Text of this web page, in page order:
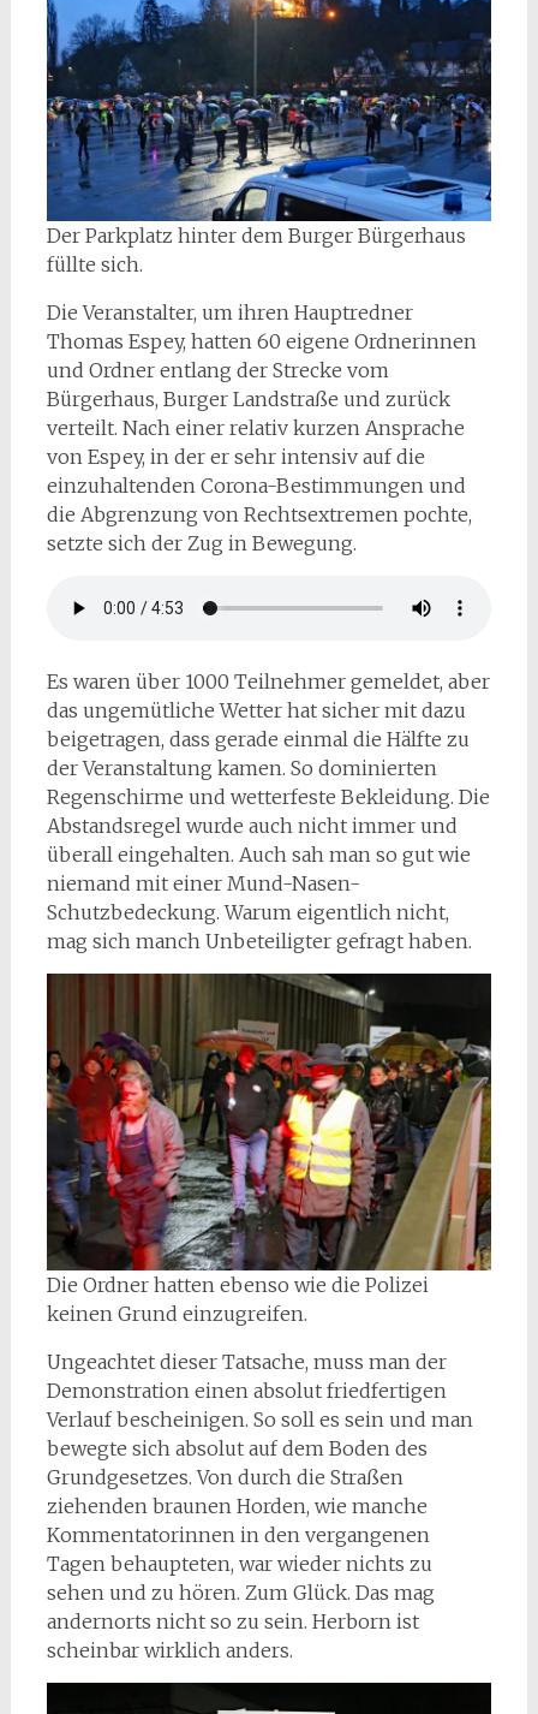
Der Parkplatz hinter dem Burger Bürgerhaus
füllte sich.
Die Veranstalter, um ihren Hauptredner
Thomas Espey, hatten 60 eigene Ordnerinnen
und Ordner entlang der Strecke vom
Bürgerhaus, Burger Landstraße und zurück
verteilt. Nach einer relativ kurzen Ansprache
von Espey, in der er sehr intensiv auf die
einzuhaltenden Corona-Bestimmungen und
die Abgrenzung von Rechtsextremen pochte,
setzte sich der Zug in Bewegung.
Es waren über 1000 Teilnehmer gemeldet, aber
das ungemütliche Wetter hat sicher mit dazu
beigetragen, dass gerade einmal die Hälfte zu
der Veranstaltung kamen. So dominierten
Regenschirme und wetterfeste Bekleidung. Die
Abstandsregel wurde auch nicht immer und
überall eingehalten. Auch sah man so gut wie
niemand mit einer Mund-Nasen-
Schutzbedeckung. Warum eigentlich nicht,
mag sich manch Unbeteiligter gefragt haben.
Die Ordner hatten ebenso wie die Polizei
keinen Grund einzugreifen.
Ungeachtet dieser Tatsache, muss man der
Demonstration einen absolut friedfertigen
Verlauf bescheinigen. So soll es sein und man
bewegte sich absolut auf dem Boden des
Grundgesetzes. Von durch die Straßen
ziehenden braunen Horden, wie manche
Kommentatorinnen in den vergangenen
Tagen behaupteten, war wieder nichts zu
sehen und zu hören. Zum Glück. Das mag
andernorts nicht so zu sein. Herborn ist
scheinbar wirklich anders.